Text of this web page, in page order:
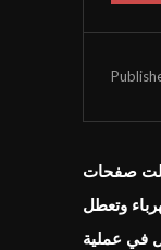
صفحات
وتعطل
، نبدا نعمل في عملية